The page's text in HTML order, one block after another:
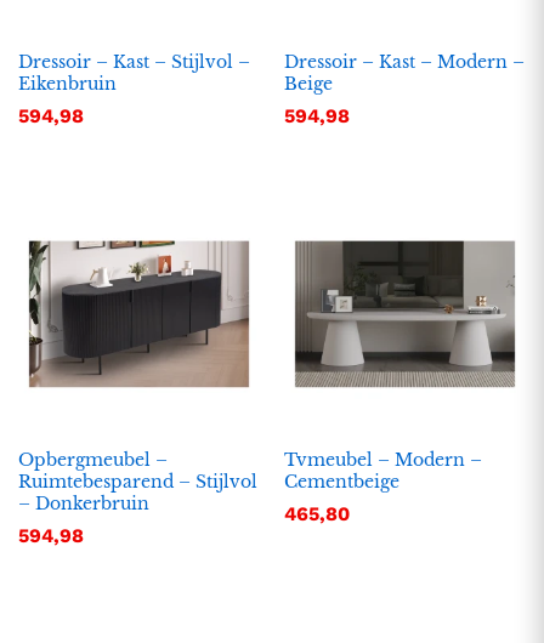
Dressoir – Kast – Stijlvol –
Eikenbruin
594,98
Dressoir – Kast – Modern –
Beige
594,98
Opbergmeubel –
Ruimtebesparend – Stijlvol
– Donkerbruin
594,98
Tvmeubel – Modern –
Cementbeige
465,80